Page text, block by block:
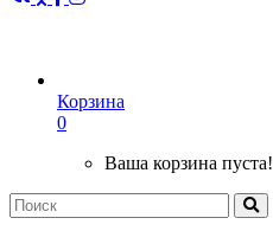
Корзина
0
Ваша корзина пуста!